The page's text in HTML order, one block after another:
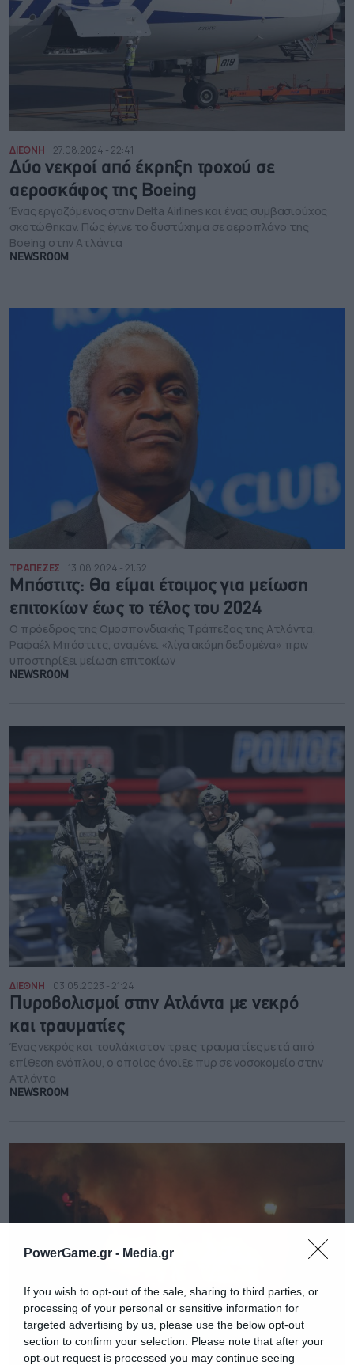
PowerGame.gr - Media.gr
If you wish to opt-out of the sale, sharing to third parties, or
processing of your personal or sensitive information for
targeted advertising by us, please use the below opt-out
section to confirm your selection. Please note that after your
opt-out request is processed you may continue seeing
ΔΙΕΘΝΗ 27.08.2024 - 22:41
Δύο νεκροί από έκρηξη τροχού σε
αεροσκάφος της Boeing
Ένας εργαζόμενος στην Delta Airlines και ένας συμβασιούχος
σκοτώθηκαν. Πώς έγινε το δυστύχημα σε αεροπλάνο της
Boeing στην Ατλάντα
NEWSROOM
ΤΡΑΠΕΖΕΣ 13.08.2024 - 21:52
Μπόστιτς: Θα είμαι έτοιμος για μείωση
επιτοκίων έως το τέλος του 2024
Ο πρόεδρος της Ομοσπονδιακής Τράπεζας της Ατλάντα,
Ραφαέλ Μπόστιτς, αναμένει «λίγα ακόμη δεδομένα» πριν
υποστηρίξει μείωση επιτοκίων
NEWSROOM
ΔΙΕΘΝΗ 03.05.2023 - 21:24
Πυροβολισμοί στην Ατλάντα με νεκρό
και τραυματίες
Ένας νεκρός και τουλάχιστον τρεις τραυματίες μετά από
επίθεση ενόπλου, ο οποίος άνοιξε πυρ σε νοσοκομείο στην
Ατλάντα
NEWSROOM